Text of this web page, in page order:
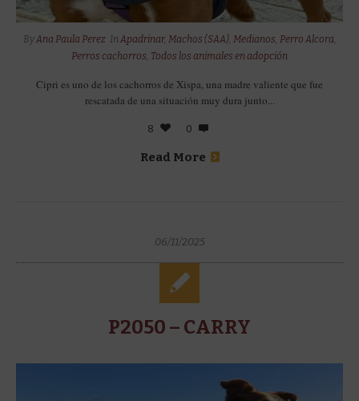
By Ana Paula Perez In Apadrinar, Machos (SAA), Medianos Perro Alcora
Perros cachorros Todos los animales en adopción
Cipri es uno de los cachorros de Xispa, una madre valiente que fue
rescatada de una situación muy dura junto...
8 0
Read More
06/11/2025
P2050 – CARRY